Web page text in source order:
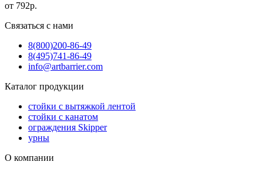
от 792р.
Связаться с нами
8(800)200-86-49
8(495)741-86-49
info@artbarrier.com
Каталог продукции
стойки с вытяжкой лентой
стойки с канатом
ограждения Skipper
урны
О компании